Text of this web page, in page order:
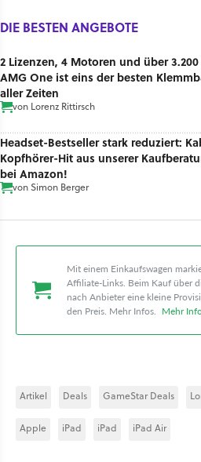
DIE BESTEN ANGEBOTE
2 Lizenzen, 4 Motoren und über 3.200
AMG One ist eins der besten
aller Zeiten
von Lorenz Rittirsch
Headset-Bestseller stark reduziert:
Kopfhörer-Hit aus unserer
bei Amazon!
vonSimon Berger
Mit einem Einkaufswagen
Affiliate-Links. Beim Kauf über
nach Anbieter eine kleine
den Preis. Mehr Infos. Mehr
Artikel Deals GameStar Deals
Apple iPad iPad iPad Air